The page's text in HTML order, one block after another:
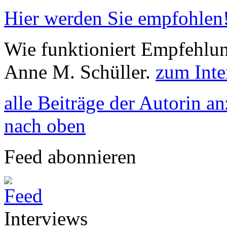
Hier werden Sie
Wie funktioniert
Anne M. Schüller. zum
alle Beiträge der Autorin
nach oben
Feed abonnieren
Interviews